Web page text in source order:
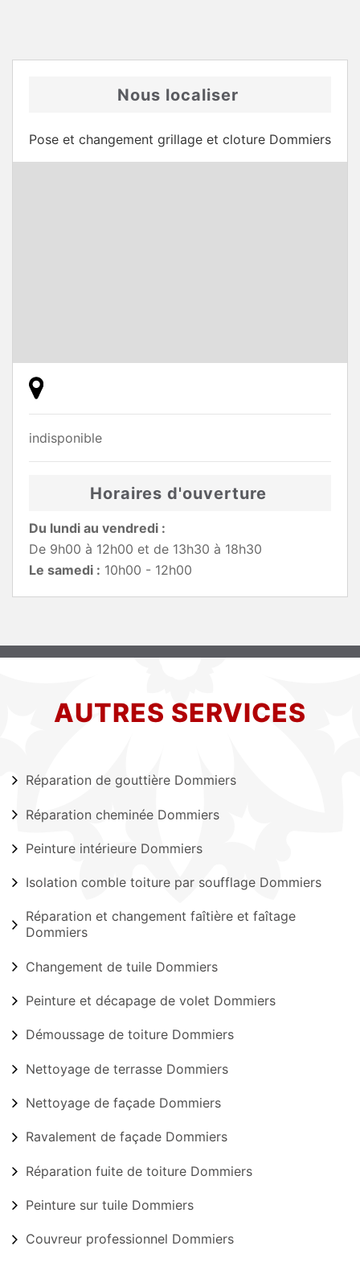
Nous localiser
Pose et changement grillage et cloture Dommiers
indisponible
Horaires d'ouverture
Du lundi au vendredi :
De 9h00 à 12h00 et de 13h30 à 18h30
Le samedi : 10h00 - 12h00
AUTRES SERVICES
Réparation de gouttière Dommiers
Réparation cheminée Dommiers
Peinture intérieure Dommiers
Isolation comble toiture par soufflage Dommiers
Réparation et changement faîtière et faîtage
Dommiers
Changement de tuile Dommiers
Peinture et décapage de volet Dommiers
Démoussage de toiture Dommiers
Nettoyage de terrasse Dommiers
Nettoyage de façade Dommiers
Ravalement de façade Dommiers
Réparation fuite de toiture Dommiers
Peinture sur tuile Dommiers
Couvreur professionnel Dommiers